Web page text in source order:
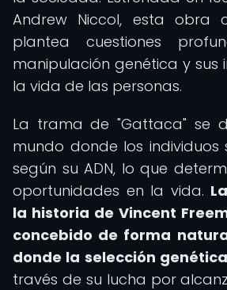
Andrew Niccol, esta obra
plantea cuestiones
manipulación genética y sus
la vida de las personas.
La trama de "Gattaca" se
mundo donde los individuos
según su ADN, lo que
oportunidades en la vida.
la historia de Vincent
concebido de forma
donde la selección
través de su lucha por